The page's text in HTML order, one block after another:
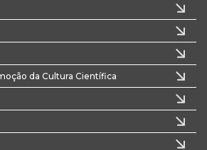
da Cultura Científica